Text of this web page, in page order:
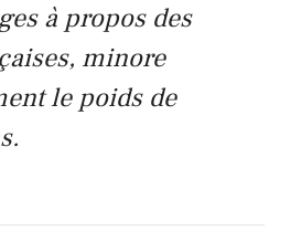
à propos des
minore
le poids de